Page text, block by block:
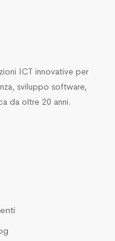
ICT innovative per
sviluppo software,
da oltre 20 anni.